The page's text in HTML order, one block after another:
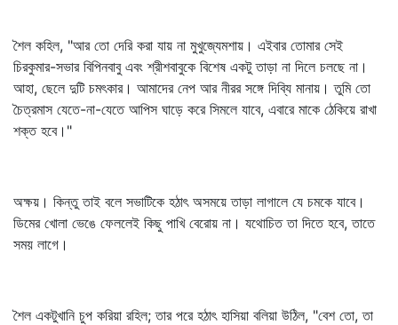
শৈল কহিল, "আর তো দেরি করা যায় না মুখুজ্যেমশায়। এইবার তোমার সেই
চিরকুমার-সভার বিপিনবাবু এবং শ্রীশবাবুকে বিশেষ একটু তাড়া না দিলে চলছে না।
আহা, ছেলে দুটি চমৎকার। আমাদের নেপ আর নীরর সঙ্গে দিব্যি মানায়। তুমি তো
চৈত্রমাস যেতে-না-যেতে আপিস ঘাড়ে করে সিমলে যাবে, এবারে মাকে ঠেকিয়ে রাখা
শক্ত হবে।"
অক্ষয়। কিন্তু তাই বলে সভাটিকে হঠাৎ অসময়ে তাড়া লাগালে যে চমকে যাবে।
ডিমের খোলা ভেঙে ফেললেই কিছু পাখি বেরোয় না। যথোচিত তা দিতে হবে, তাতে
সময় লাগে।
শৈল একটুখানি চুপ করিয়া রহিল; তার পরে হঠাৎ হাসিয়া বলিয়া উঠিল, "বেশ তো, তা